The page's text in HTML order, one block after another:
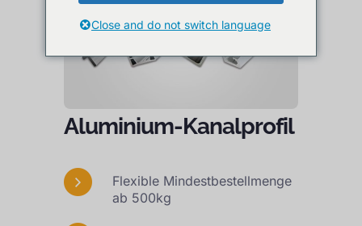
Aluminium-Kanalprofil
Flexible Mindestbestellmenge
ab 500kg
Close and do not switch language